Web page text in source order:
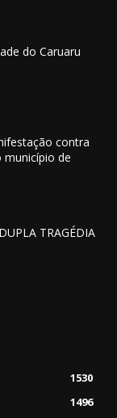
do Caruaru
contra
município de
TRAGÉDIA
1530
1496